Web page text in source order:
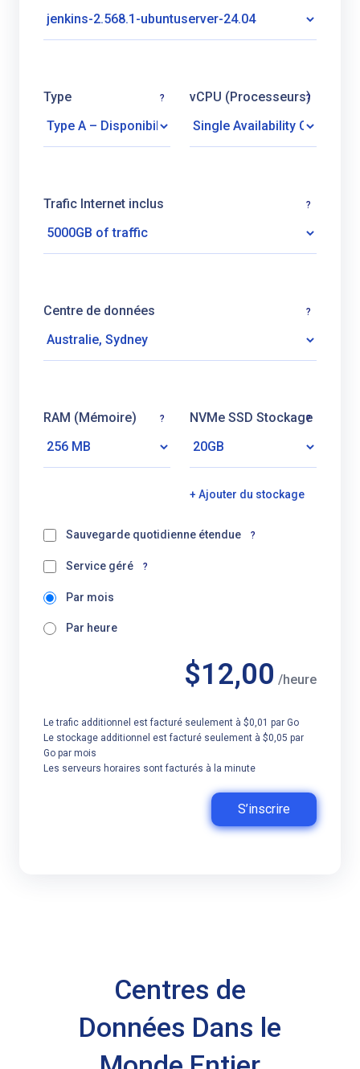
Type ? vCPU (Processeurs)
?
Trafic Internet inclus ?
Centre de données ?
RAM (Mémoire) ? NVMe SSD Stockage
?
+ Ajouter du stockage
Sauvegarde quotidienne étendue ?
Service géré ?
Par mois
Par heure
Le trafic additionnel est facturé seulement à $0,01 par Go
Le stockage additionnel est facturé seulement à $0,05 par
Go par mois
Les serveurs horaires sont facturés à la minute
$12,00 /heure
S’inscrire
Centres de
Données Dans le